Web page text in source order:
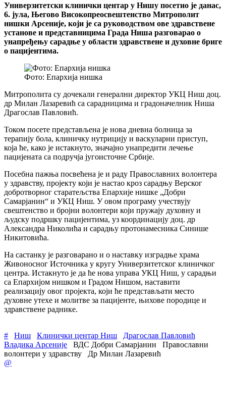
Универзитетски клинички центар у Нишу посетио је данас,
6. јула, Његово Високопреосвештенство Митрополит
нишки Арсеније, који је са руководством ове здравствене
установе и представницима Града Ниша разговарао о
унапређењу сарадње у области здравствене и духовне бриге
о пацијентима.
Фото: Епархија нишка
Митрополита су дочекали генерални директор УКЦ Ниш доц.
др Милан Лазаревић са сарадницима и градоначелник Ниша
Драгослав Павловић.
Током посете представљена је нова дневна болница за
терапију бола, клиничку нутрицију и васкуларни приступ,
која ће, како је истакнуто, значајно унапредити лечење
пацијената са подручја југоисточне Србије.
Посебна пажња посвећена је и раду Православних волонтера
у здравству, пројекту који је настао кроз сарадњу Верског
добротворног старатељства Епархије нишке „Добри
Самарјанин“ и УКЦ Ниш. У овом програму учествују
свештенство и бројни волонтери који пружају духовну и
људску подршку пацијентима, уз координацију доц. др
Александра Николића и сарадњу протонамесника Синише
Никитовића.
На састанку је разговарано и о наставку изградње храма
Живоносног Источника у кругу Универзитетског клиничког
центра. Истакнуто је да ће нова управа УКЦ Ниш, у сарадњи
са Епархијом нишком и Градом Нишом, наставити
реализацију овог пројекта, који ће представљати место
духовне утехе и молитве за пацијенте, њихове породице и
здравствене раднике.
# Ниш Клинички центар Ниш
Драгослав Павловић
Владика Арсеније
ВДС Добри Самарјанин
Православни
волонтери у здравству
Др Милан Лазаревић
@